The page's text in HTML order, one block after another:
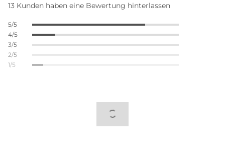
13 Kunden haben eine Bewertung hinterlassen
5/5
4/5
3/5
2/5
1/5